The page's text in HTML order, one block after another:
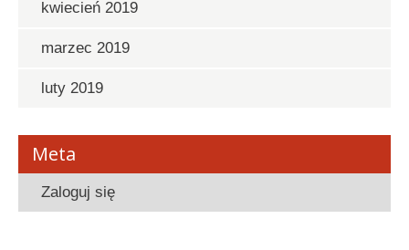
kwiecień 2019
marzec 2019
luty 2019
Meta
Zaloguj się